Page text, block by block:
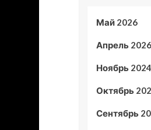
Май 2026
Апрель 2026
Ноябрь 2024
Октябрь
Сентябрь